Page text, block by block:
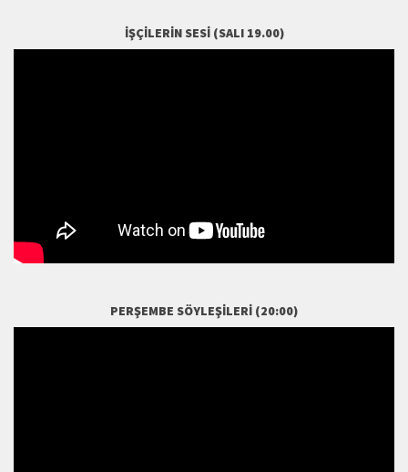
İŞÇILERIN SESI (SALI 19.00)
PERŞEMBE SÖYLEŞILERI (20:00)